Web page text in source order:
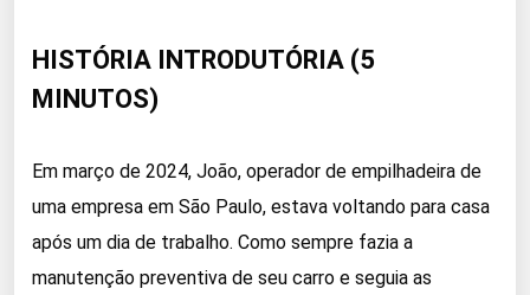
HISTÓRIA INTRODUTÓRIA (5
MINUTOS)
Em março de 2024, João, operador de empilhadeira de
uma empresa em São Paulo, estava voltando para casa
após um dia de trabalho. Como sempre fazia a
manutenção preventiva de seu carro e seguia as